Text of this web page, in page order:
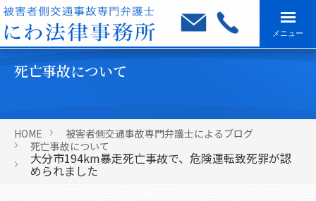
メニュー
死亡事故について
HOME
被害者側交通事故専門弁護士によるブログ
死亡事故について
大分市194km暴走死亡事故で、危険運転致死罪が認
められました